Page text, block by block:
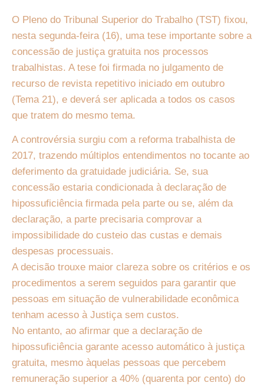
O Pleno do Tribunal Superior do Trabalho (TST) fixou,
nesta segunda-feira (16), uma tese importante sobre a
concessão de justiça gratuita nos processos
trabalhistas. A tese foi firmada no julgamento de
recurso de revista repetitivo iniciado em outubro
(Tema 21), e deverá ser aplicada a todos os casos
que tratem do mesmo tema.
A controvérsia surgiu com a reforma trabalhista de
2017, trazendo múltiplos entendimentos no tocante ao
deferimento da gratuidade judiciária. Se, sua
concessão estaria condicionada à declaração de
hipossuficiência firmada pela parte ou se, além da
declaração, a parte precisaria comprovar a
impossibilidade do custeio das custas e demais
despesas processuais.
A decisão trouxe maior clareza sobre os critérios e os
procedimentos a serem seguidos para garantir que
pessoas em situação de vulnerabilidade econômica
tenham acesso à Justiça sem custos.
No entanto, ao afirmar que a declaração de
hipossuficiência garante acesso automático à justiça
gratuita, mesmo àquelas pessoas que percebem
remuneração superior a 40% (quarenta por cento) do